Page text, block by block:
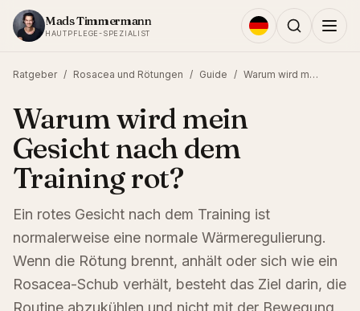
Zum Inhalt springen
Mads Timmermann
HAUTPFLEGE-SPEZIALIST
Ratgeber / Rosacea und Rötungen / Guide / Warum wird mein Gesicht nach dem Training rot?
Warum wird mein
Gesicht nach dem
Training rot?
Ein rotes Gesicht nach dem Training ist
normalerweise eine normale Wärmeregulierung.
Wenn die Rötung brennt, anhält oder sich wie ein
Rosacea-Schub verhält, besteht das Ziel darin, die
Routine abzukühlen und nicht mit der Bewegung